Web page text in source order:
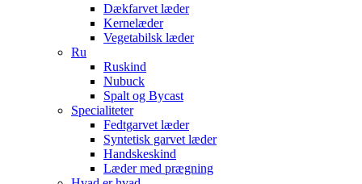
Dækfarvet læder
Kernelæder
Vegetabilsk læder
Ru
Ruskind
Nubuck
Spalt og Bycast
Specialiteter
Fedtgarvet læder
Syntetisk garvet læder
Handskeskind
Læder med prægning